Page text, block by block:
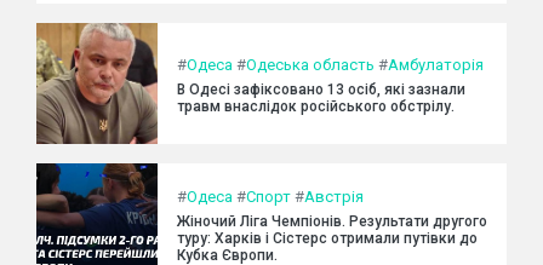
#Одеса #Одеська область #Амбулаторія
В Одесі зафіксовано 13 осіб, які зазнали
травм внаслідок російського обстрілу.
#Одеса #Спорт #Австрія
Жіночий Ліга Чемпіонів. Результати другого
туру: Харків і Сістерс отримали путівки до
Кубка Європи.